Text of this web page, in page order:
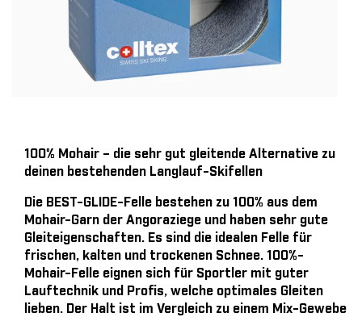
100% Mohair – die sehr gut gleitende Alternative zu
deinen bestehenden Langlauf-Skifellen
Die BEST-GLIDE-Felle bestehen zu 100% aus dem
Mohair-Garn der Angoraziege und haben sehr gute
Gleiteigenschaften. Es sind die idealen Felle für
frischen, kalten und trockenen Schnee. 100%-
Mohair-Felle eignen sich für Sportler mit guter
Lauftechnik und Profis, welche optimales Gleiten
lieben. Der Halt ist im Vergleich zu einem Mix-Gewebe